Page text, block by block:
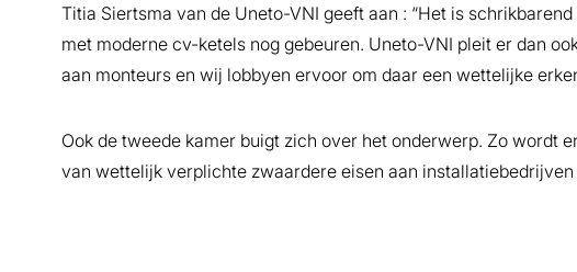
Titia Siertsma van de Uneto-VNI geeft aan : “Het is
met moderne cv-ketels nog gebeuren. Uneto-VNI pleit er dan
aan monteurs en wij lobbyen ervoor om daar een wettelijke
Ook de tweede kamer buigt zich over het onderwerp. Zo wordt
van wettelijk verplichte zwaardere eisen aan installatiebedrijven